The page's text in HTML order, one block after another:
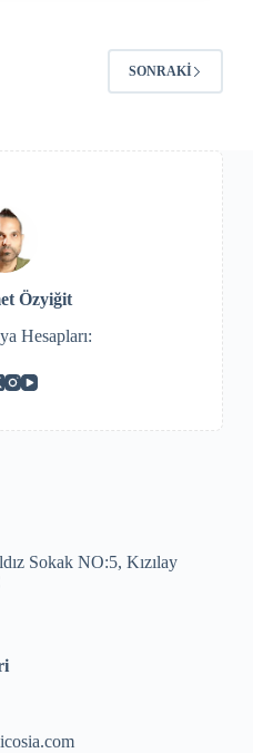
SONRAKI
Özyiğit
Hesapları:
Sokak NO:5, Kızılay